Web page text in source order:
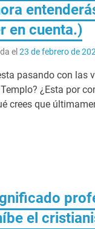
en cuenta.)
el23 de febrero de
pasando con las
¿Esta por
crees que
el